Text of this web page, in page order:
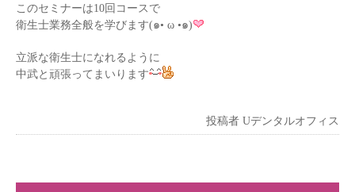
このセミナーは10回コースで
衛生士業務全般を学びます(๑• ω •๑)
立派な衛生士になれるように
中武と頑張ってまいります
投稿者 Uデンタルオフィス